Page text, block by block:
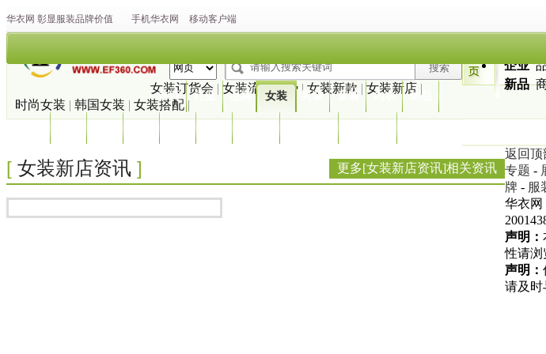
华衣网 彰显服装品牌价值 手机华衣网 移动客户端
企业
新品
首页 行业 品牌 女装 男装 童装 内衣 饰品
女装订货会 | 女装流行趋势 | 女装新款 | 女装新店 |
时尚女装 | 韩国女装 | 女装搭配|
更多[女装新店资讯]相关资讯
[ 女装新店资讯 ]
返回顶
专题 -
牌 - 服
华衣网
声明：
性请浏
声明：
请及时